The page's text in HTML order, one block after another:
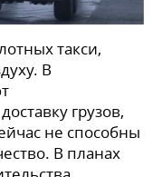
такси,
В
грузов,
не способны
В планах